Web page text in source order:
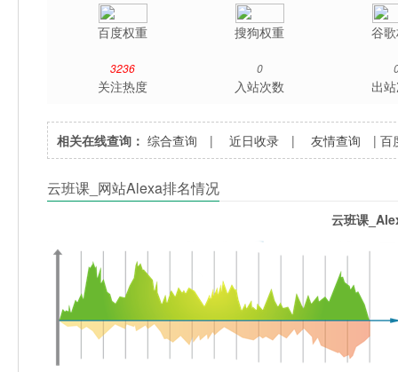
百度权重 搜狗权重 谷
3236
关注热度
0
入站次数 出
相关在线查询： 综合查询 |近日收录 |友情查询 |百
云班课_网站Alexa排名情况
云班课